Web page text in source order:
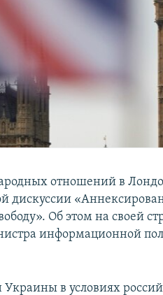
отношений в
дискуссии
Об этом на своей
информационной
в условиях